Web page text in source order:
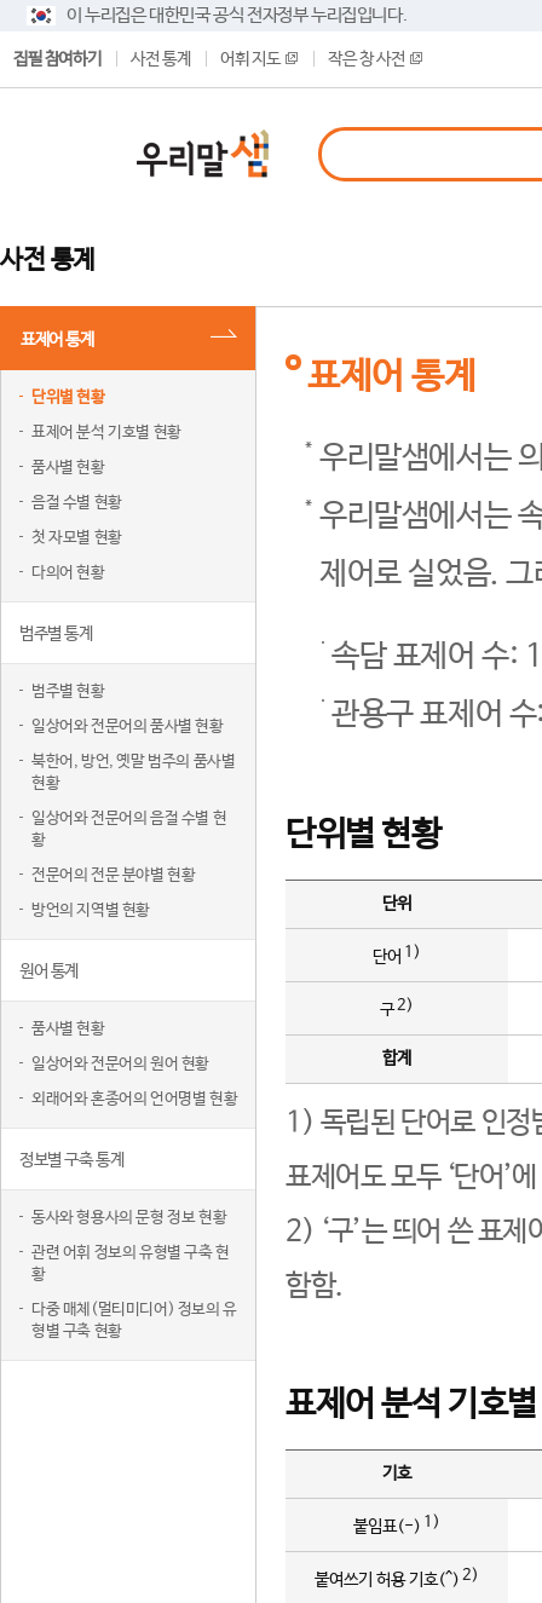
이 누리집은 대한민국 공식 전자정부 누리집입니다.
집필 참여하기 사전 통계 어휘 지도 작은 창 사전
사전 통계
표제어 통계
단위별 현황
표제어 분석 기호별 현황
품사별 현황
음절 수별 현황
첫 자모별 현황
다의어 현황
범주별 통계
범주별 현황
일상어와 전문어의 품사별 현황
북한어, 방언, 옛말 범주의 품사별
현황
일상어와 전문어의 음절 수별 현
황
전문어의 전문 분야별 현황
방언의 지역별 현황
원어 통계
품사별 현황
일상어와 전문어의 원어 현황
외래어와 혼종어의 언어명별 현황
정보별 구축 통계
동사와 형용사의 문형 정보 현황
관련 어휘 정보의 유형별 구축 현
황
다중 매체(멀티미디어) 정보의 유
형별 구축 현황
표제어 통계
우리말샘에서는
우리말샘에서는
제어로 실었음.
속담 표제어 수:
관용구 표제어
단위별 현황
단위
단어 1)
구2)
합계
1) 독립된 단어로 인정
표제어도 모두 ‘단어’
2) ‘구’는 띄어 쓴 표
함함.
표제어 분석 기호
기호
붙임표(-) 1)
붙여쓰기 허용 기호(^) 2)